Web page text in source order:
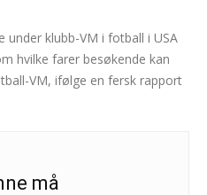
under klubb-VM i fotball i USA
hvilke farer besøkende kan
VM, ifølge en fersk rapport
må